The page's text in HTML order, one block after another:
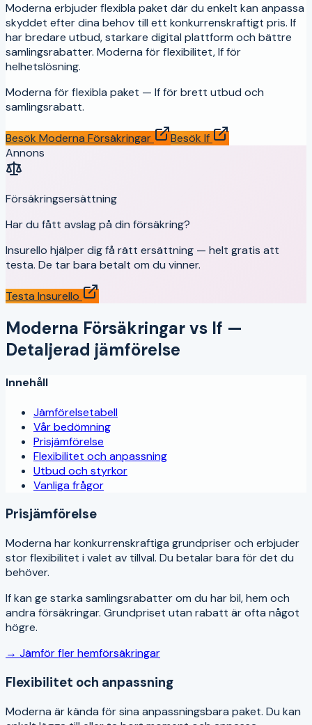
Moderna erbjuder flexibla paket där du enkelt kan anpassa
skyddet efter dina behov till ett konkurrenskraftigt pris. If
har bredare utbud, starkare digital plattform och bättre
samlingsrabatter. Moderna för flexibilitet, If för
helhetslösning.
Moderna för flexibla paket — If för brett utbud och
samlingsrabatt.
Besök Moderna Försäkringar Besök If
Annons
Försäkringsersättning
Har du fått avslag på din försäkring?
Insurello hjälper dig få rätt ersättning — helt gratis att
testa. De tar bara betalt om du vinner.
Testa Insurello
Moderna Försäkringarvs If —
Detaljerad jämförelse
Innehåll
Jämförelsetabell
Vår bedömning
Prisjämförelse
Flexibilitet och anpassning
Utbud och styrkor
Vanliga frågor
Prisjämförelse
Moderna har konkurrenskraftiga grundpriser och erbjuder
stor flexibilitet i valet av tillval. Du betalar bara för det du
behöver.
If kan ge starka samlingsrabatter om du har bil, hem och
andra försäkringar. Grundpriset utan rabatt är ofta något
högre.
→ Jämför flerhemförsäkringar
Flexibilitet och anpassning
Moderna är kända för sina anpassningsbara paket. Du kan